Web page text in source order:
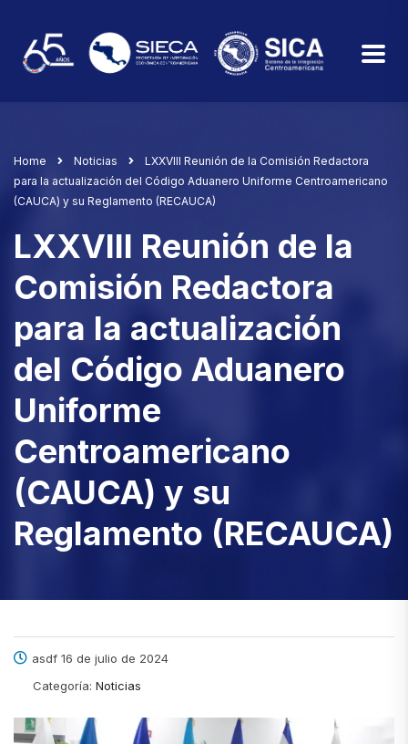
Home Noticias
LXXVIII Reunión de la Comisión Redactora
para la actualización del Código Aduanero Uniforme Centroamericano
(CAUCA) y su Reglamento (RECAUCA)
LXXVIII Reunión de la
Comisión Redactora
para la actualización
del Código Aduanero
Uniforme
Centroamericano
(CAUCA) y su
Reglamento (RECAUCA)
asdf 16 de julio de 2024
Categoría: Noticias